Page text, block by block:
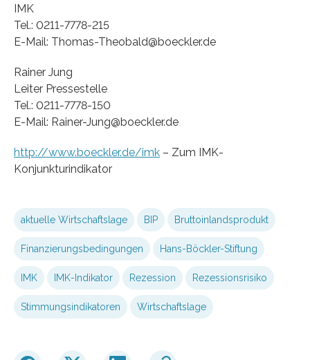
IMK
Tel.: 0211-7778-215
E-Mail: Thomas-Theobald@boeckler.de
Rainer Jung
Leiter Pressestelle
Tel.: 0211-7778-150
E-Mail: Rainer-Jung@boeckler.de
http://www.boeckler.de/imk – Zum IMK-
Konjunkturindikator
aktuelle Wirtschaftslage BIP Bruttoinlandsprodukt
Finanzierungsbedingungen Hans-Böckler-Stiftung
IMK IMK-Indikator Rezession Rezessionsrisiko
Stimmungsindikatoren Wirtschaftslage